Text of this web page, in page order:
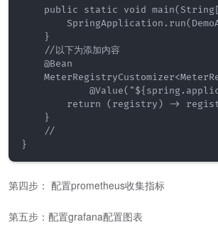
public static void
    }
    //以下为添加内容
    @Bean
return (registry) ->
    }
    //
}
第四步： 配置prometheus收集指标
第五步：配置grafana配置图表